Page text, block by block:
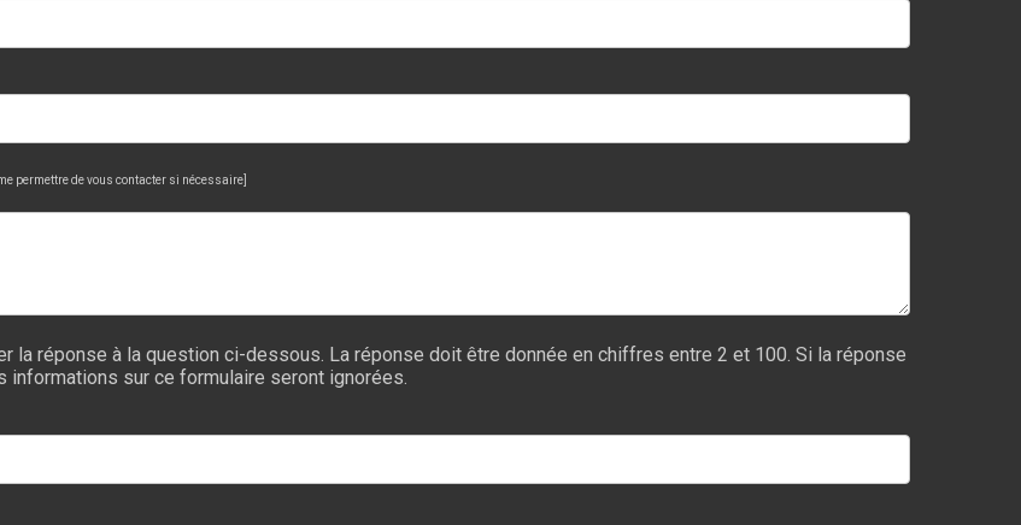
permettre de vous contacter si nécessaire]
la réponse à la question ci-dessous. La réponse doit être donnée en chiffres entre 2 et 100. Si la réponse
informations sur ce formulaire seront ignorées.